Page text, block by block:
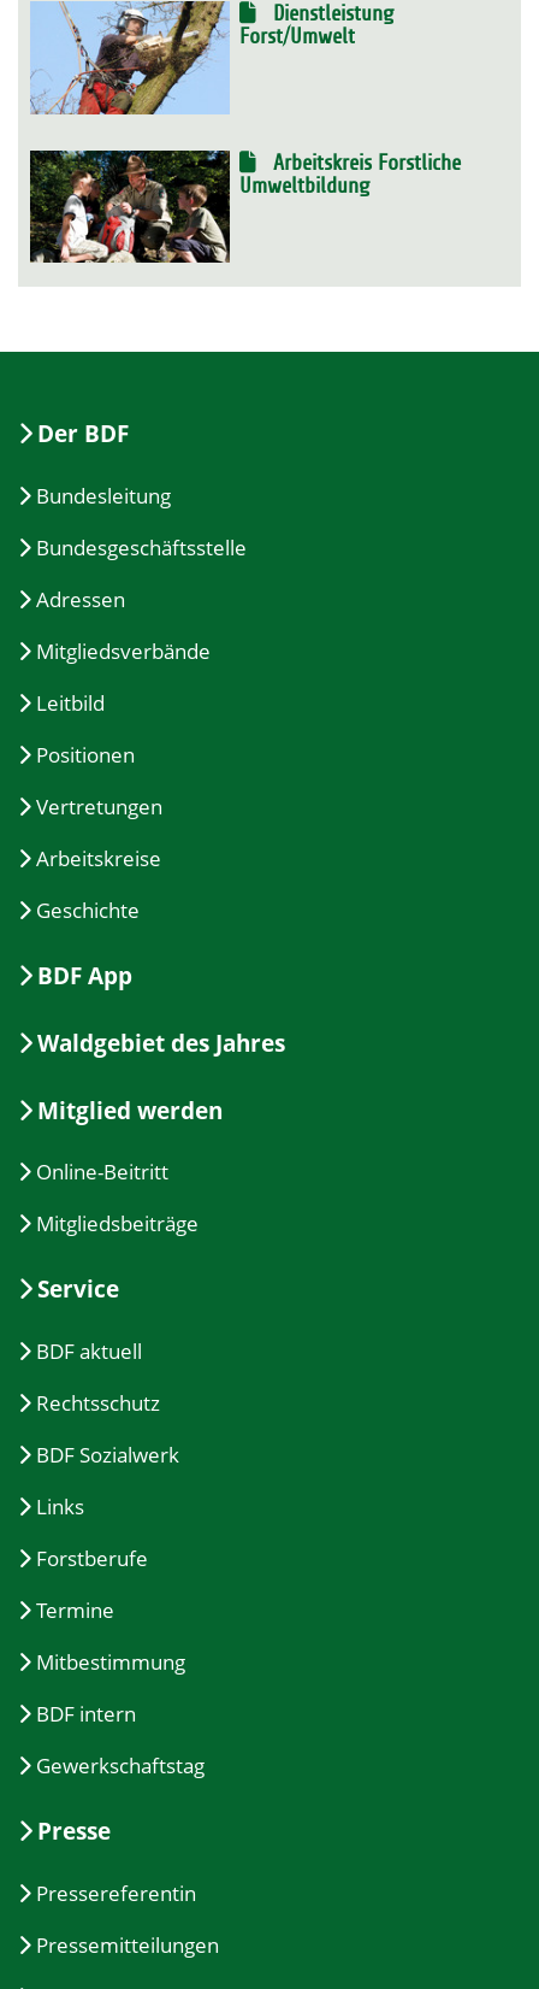
Dienstleistung
Forst/Umwelt
Arbeitskreis Forstliche
Umweltbildung
Der BDF
Bundesleitung
Bundesgeschäftsstelle
Adressen
Mitgliedsverbände
Leitbild
Positionen
Vertretungen
Arbeitskreise
Geschichte
BDF App
Waldgebiet des Jahres
Mitglied werden
Online-Beitritt
Mitgliedsbeiträge
Service
BDF aktuell
Rechtsschutz
BDF Sozialwerk
Links
Forstberufe
Termine
Mitbestimmung
BDF intern
Gewerkschaftstag
Presse
Pressereferentin
Pressemitteilungen